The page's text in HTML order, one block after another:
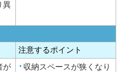
異
注意するポイント
が
収納スペースが狭くなり